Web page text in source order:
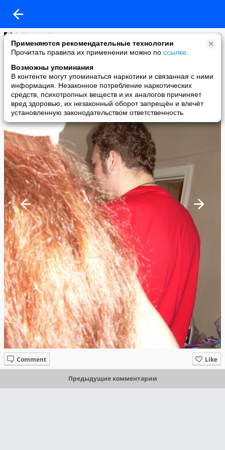
Применяются рекомендательные технологии
Прочитать правила их применении можно по ссылке
Возможны упоминания
В контенте могут упоминаться наркотики и связанная с ними
информация. Незаконное потребление наркотических
средств, психотропных веществ и их аналогов причиняет
вред здоровью, их незаконный оборот запрещён и влечёт
установленную законодательством ответственность
Сергей Маликов
added a photo
01 Jan в 22:41
Like
Comment
Предыдущие комментарии